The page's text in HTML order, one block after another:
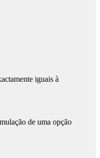
iguais à
de uma opção